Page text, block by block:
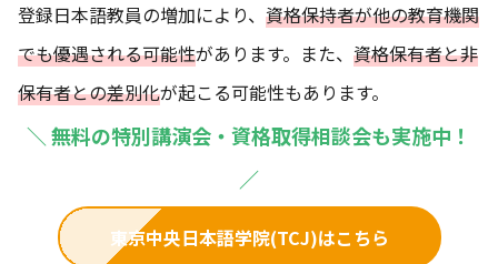
登録日本語教員の増加により、 資格保持者が他の教育機関
でも優遇される可能性があります。また、 資格保有者と非
保有者との差別化が起こる可能性もあります。
＼ 無料の特別講演会・資格取得相談会も実施中！
／
東京中央日本語学院(TCJ)はこちら